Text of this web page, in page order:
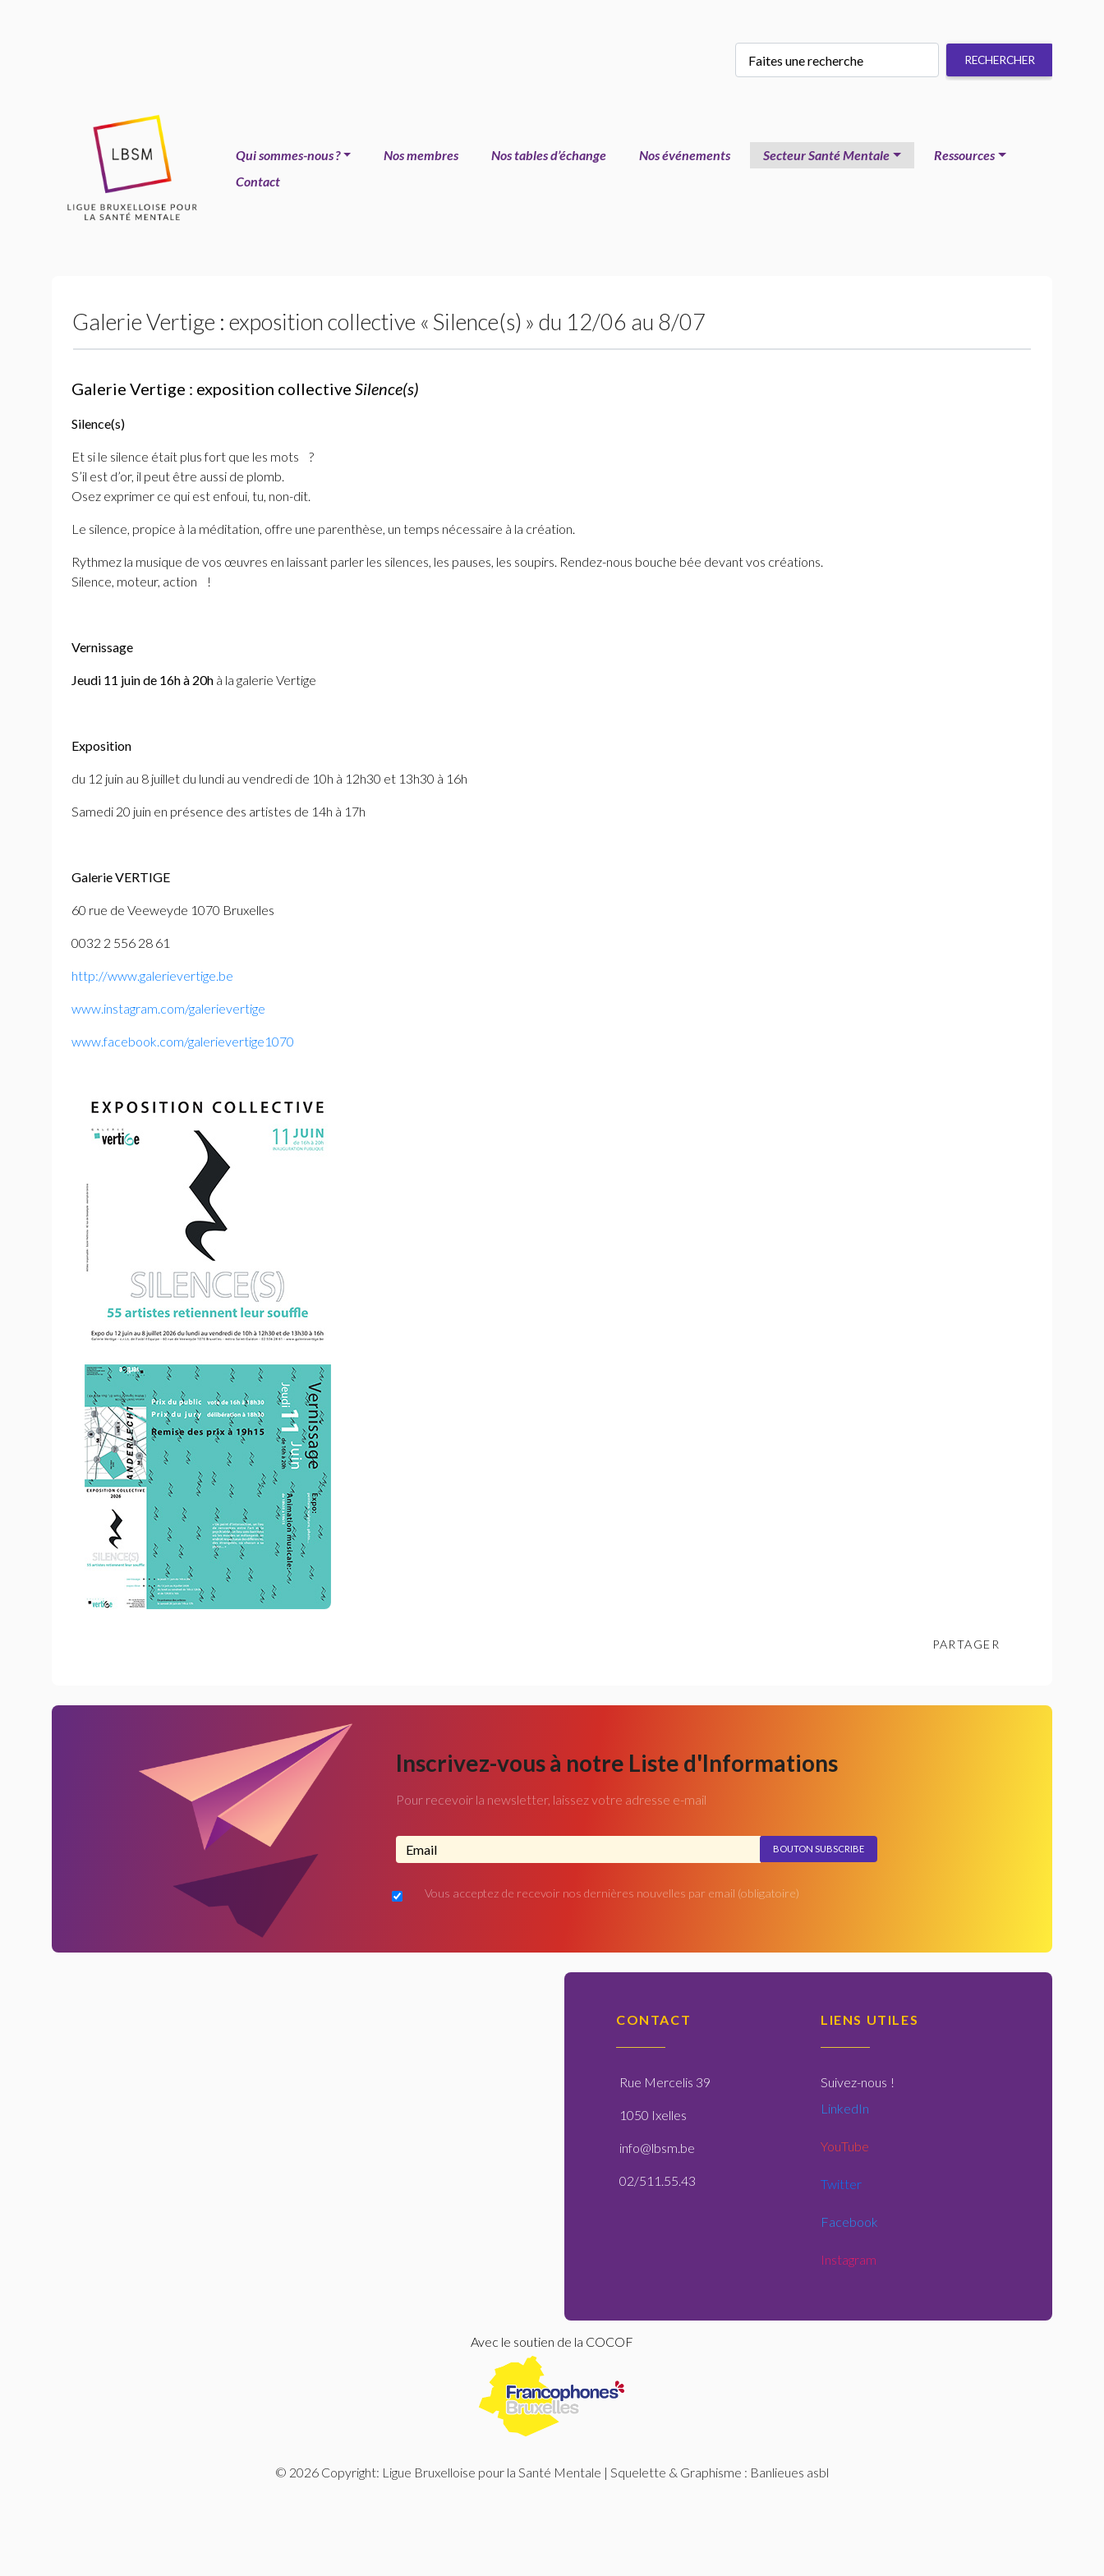
Qui sommes-nous? Nos membres Nos tables d’échange Nos événements Secteur Santé Mentale
Ressources
Contact
Galerie Vertige : exposition collective « Silence(s) » du 12/06 au 8/07
Galerie Vertige : exposition collective Silence(s)
Silence(s)
Et si le silence était plus fort que les mots
?
S’il est d’or, il peut être aussi de plomb.
Osez exprimer ce qui est enfoui, tu, non-dit.
Le silence, propice à la méditation, offre une parenthèse, un temps nécessaire à la création.
Rythmez la musique de vos œuvres en laissant parler les silences, les pauses, les soupirs. Rendez-nous bouche bée devant vos créations.
Silence, moteur, action
!
Vernissage
Jeudi 11 juin de 16h à 20h à la galerie Vertige
Exposition
du 12 juin au 8 juillet du lundi au vendredi de 10h à 12h30 et 13h30 à 16h
Samedi 20 juin en présence des artistes de 14h à 17h
GalerieVERTIGE
60 rue de Veeweyde 1070 Bruxelles
0032 2 556 28 61
http://www.galerievertige.be
www.instagram.com/galerievertige
www.facebook.com/galerievertige1070
PARTAGER
Inscrivez-vous à notre Liste d'Informations
Pour recevoir la newsletter, laissez votre adresse e-mail
Adresse email...
Vous acceptez de recevoir nos dernières nouvelles par email (obligatoire)
CONTACT
Rue Mercelis 39
1050 Ixelles
info@lbsm.be
02/511.55.43
LIENS UTILES
Suivez-nous !
LinkedIn
YouTube
Twitter
Facebook
Instagram
Avec le soutien de la COCOF
© 2026 Copyright: Ligue Bruxelloise pour la Santé Mentale | Squelette & Graphisme : Banlieues asbl